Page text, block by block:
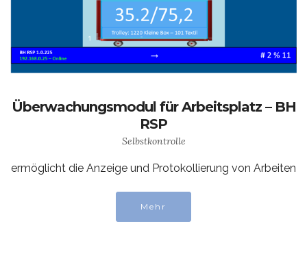
Überwachungsmodul für Arbeitsplatz – BH
RSP
Selbstkontrolle
ermöglicht die Anzeige und Protokollierung von Arbeiten
Mehr